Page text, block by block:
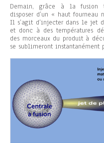
Demain, grâce à la fusion
disposer d’un « haut
Il s’agit d’injecter dans le jet
et donc à des températures
des morceaux du produit à
se sublimeront instantanément